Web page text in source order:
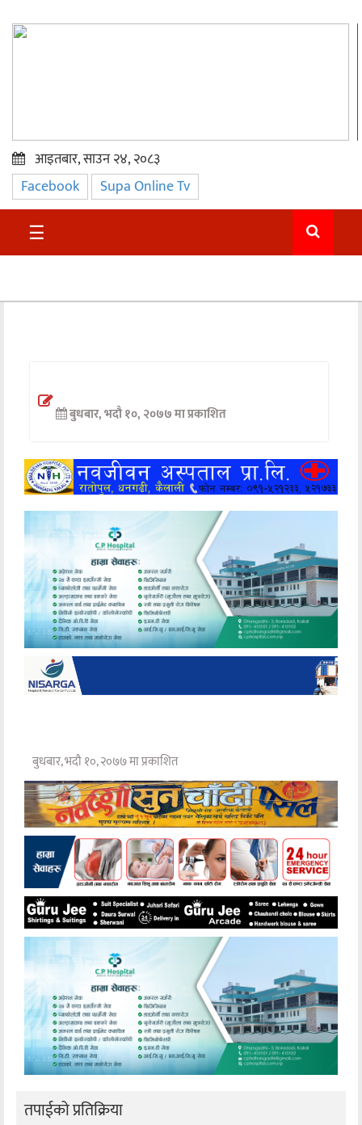
प्रमुख
समाचार
सुदुर
अन्तर्वार्ता
खेलकुद
मनोरञ्जन
अन्य
आइतबार, साउन २४, २०८३
Facebook Supa Online Tv
☰
बुधबार, भदौ १०, २०७७ मा प्रकाशित
बुधबार, भदौ १०, २०७७ मा प्रकाशित
तपाईको प्रतिक्रिया